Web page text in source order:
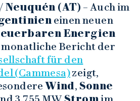
Neuquén (AT) – Auch im
einen neuen
Energien
monatliche Bericht der
für den
(Cammesa)zeigt,
Wind, Sonne